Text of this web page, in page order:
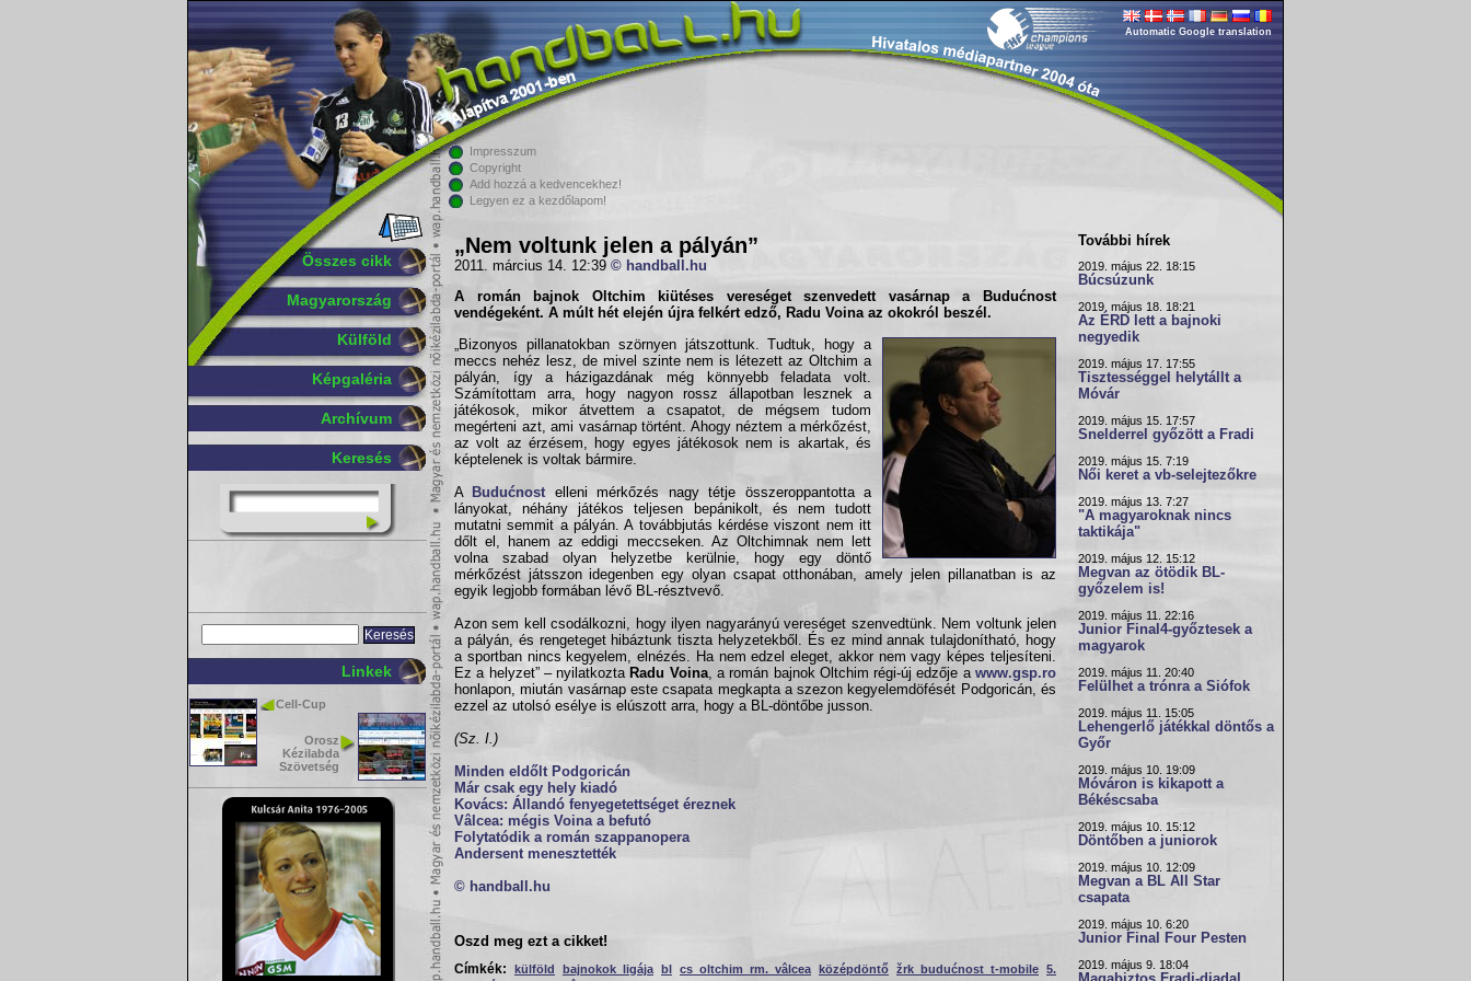
Összes cikk
Magyarország
Külföld
Képgaléria
Archívum
Keresés
Linkek
Cell-Cup
Orosz
Kézilabda
Szövetség
Automatic Google translation
Impresszum
Copyright
Add hozzá a kedvencekhez!
Legyen ez a kezdőlapom!
„Nem voltunk jelen a pályán”
2011. március 14. 12:39 © handball.hu
A román bajnok Oltchim kiütéses vereséget szenvedett vasárnap a
Budućnost
vendégeként. A múlt hét elején újra felkért edző, Radu Voinaaz okokról beszél.
„Bizonyos pillanatokban szörnyen játszottunk. Tudtuk, hogy a
meccs nehéz lesz, de mivel szinte nem is létezett az Oltchim a
pályán, így a házigazdának még könnyebb feladata volt.
Számítottam arra, hogy nagyon rossz állapotban lesznek a
játékosok, mikor átvettem a csapatot, de mégsem tudom
megérteni azt, ami vasárnap történt. Ahogy néztem a mérkőzést,
az volt az érzésem, hogy egyes játékosok nem is akartak, és
képtelenek is voltak bármire.
A Budućnost elleni mérkőzés nagy tétje összeroppantotta a
lányokat, néhány játékos teljesen bepánikolt, és nem tudott
mutatni semmit a pályán. A továbbjutás kérdése viszont nem itt
dőlt el, hanem az eddigi meccseken. Az Oltchimnak nem lett
volna szabad olyan helyzetbe kerülnie, hogy egy döntő
mérkőzést játsszon idegenben egy olyan csapat otthonában, amely jelen pillanatban is az
egyik legjobb formában lévő BL-résztvevő.
Azon sem kell csodálkozni, hogy ilyen nagyarányú vereséget szenvedtünk. Nem voltunk jelen
a pályán, és rengeteget hibáztunk tiszta helyzetekből. És ez mind annak tulajdonítható, hogy
a sportban nincs kegyelem, elnézés. Ha nem edzel eleget, akkor nem vagy képes teljesíteni.
Ez a helyzet” – nyilatkozta Radu Voina, a román bajnok Oltchim régi-új edzője awww.gsp.ro
honlapon, miután vasárnap este csapata megkapta a szezon kegyelemdöfését Podgoricán, és
ezzel az utolsó esélye is elúszott arra, hogy a BL-döntőbe jusson.
(Sz. I.)
Minden eldőlt Podgoricán
Már csak egy hely kiadó
Kovács: Állandó fenyegetettséget éreznek
Vâlcea: mégis Voina a befutó
Folytatódik a román szappanopera
Andersent menesztették
© handball.hu
Oszd meg ezt a cikket!
Címkék:
külföld bajnokok ligája bl cs oltchim rm. vâlcea középdöntő žrk budućnost t-mobile 5.
További hírek
2019. május 22. 18:15
Búcsúzunk
2019. május 18. 18:21
Az ÉRD lett a bajnoki
negyedik
2019. május 17. 17:55
Tisztességgel helytállt a
Móvár
2019. május 15. 17:57
Snelderrel győzött a Fradi
2019. május 15. 7:19
Női keret a vb-selejtezőkre
2019. május 13. 7:27
"A magyaroknak nincs
taktikája"
2019. május 12. 15:12
Megvan az ötödik BL-
győzelem is!
2019. május 11. 22:16
Junior Final4-győztesek a
magyarok
2019. május 11. 20:40
Felülhet a trónra a Siófok
2019. május 11. 15:05
Lehengerlő játékkal döntős a
Győr
2019. május 10. 19:09
Móváron is kikapott a
Békéscsaba
2019. május 10. 15:12
Döntőben a juniorok
2019. május 10. 12:09
Megvan a BL All Star
csapata
2019. május 10. 6:20
Junior Final Four Pesten
2019. május 9. 18:04